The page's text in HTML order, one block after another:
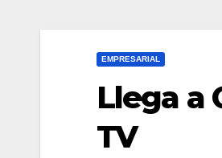
EMPRESARIAL
Llega a
TV